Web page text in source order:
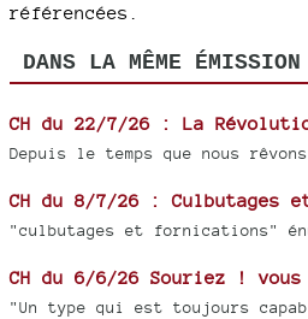
référencées.
DANS LA MÊME ÉMISSION
CH du 22/7/26 : La
Depuis le temps que nous
CH du 8/7/26 : Culbutages
"culbutages et fornications"
CH du 6/6/26 Souriez !
"Un type qui est toujours